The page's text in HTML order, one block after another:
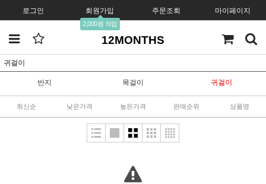
로그인 회원가입
2,000원 적립
주문조회 마이페이지
12MONTHS
귀걸이
반지 목걸이 귀걸이
최신순 낮은가격 높은가격 판매순위 상품명